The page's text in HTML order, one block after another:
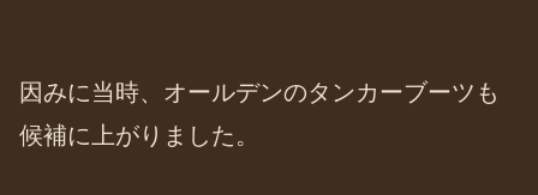
因みに当時、オールデンのタンカーブーツも
候補に上がりました。